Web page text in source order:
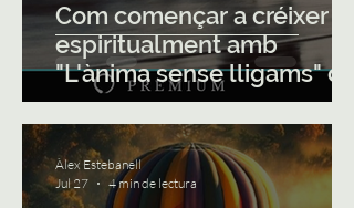
Com començar a créixer
espiritualment amb
"L'ànima sense lligams" de
Michael Singer (+ 3
infografies)
Àlex Estebanell
Jul 27
4 min de lectura